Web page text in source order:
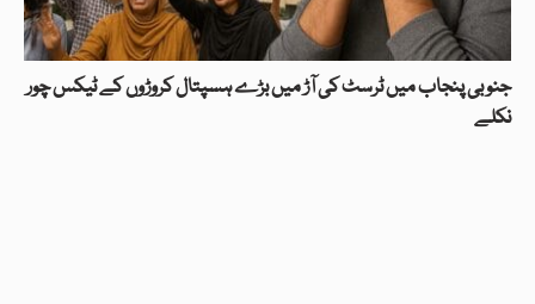
جنوبی پنجاب میں ٹرسٹ کی آڑ میں بڑے ہسپتال کروڑوں کے ٹیکس چور
نکلے